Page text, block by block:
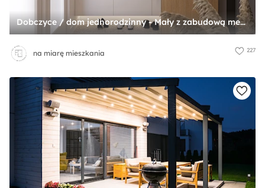
Dobczyce / dom jednorodzinny - Mały z zabudową meblową z wieszakiem z prostokątnym lustrem beżowy biały brązowy szary z lustrem na ścianie z farbą na ścianie z lamelami na ścianie z drzwiami przylgowymi z malowanymi drzwiami z gładkimi drzwiami hol / ... - zdjęcie od na miarę mieszkania
na miarę mieszkania 227